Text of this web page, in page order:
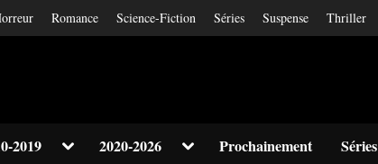
Romance Science-Fiction Séries Suspense Thriller
2019 Toggle2020-2026 ToggleProchainement Séries